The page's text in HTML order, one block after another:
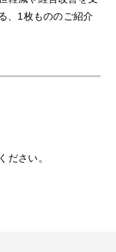
、1枚もののご紹介
ださい。